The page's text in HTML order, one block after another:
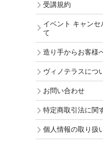
受講規約
イベント キャン
て
造り手からお客様
ヴィノテラスにつ
お問い合わせ
特定商取引法に関
個人情報の取り扱